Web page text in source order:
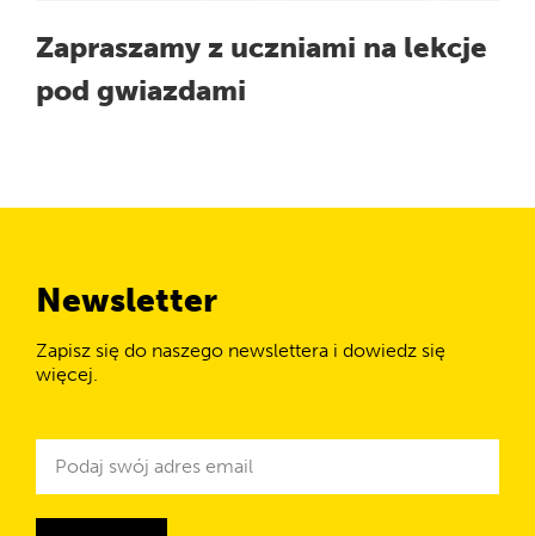
Zapraszamy z uczniami na lekcje
pod gwiazdami
Newsletter
Zapisz się do naszego newslettera i dowiedz się
więcej.
Newsletter